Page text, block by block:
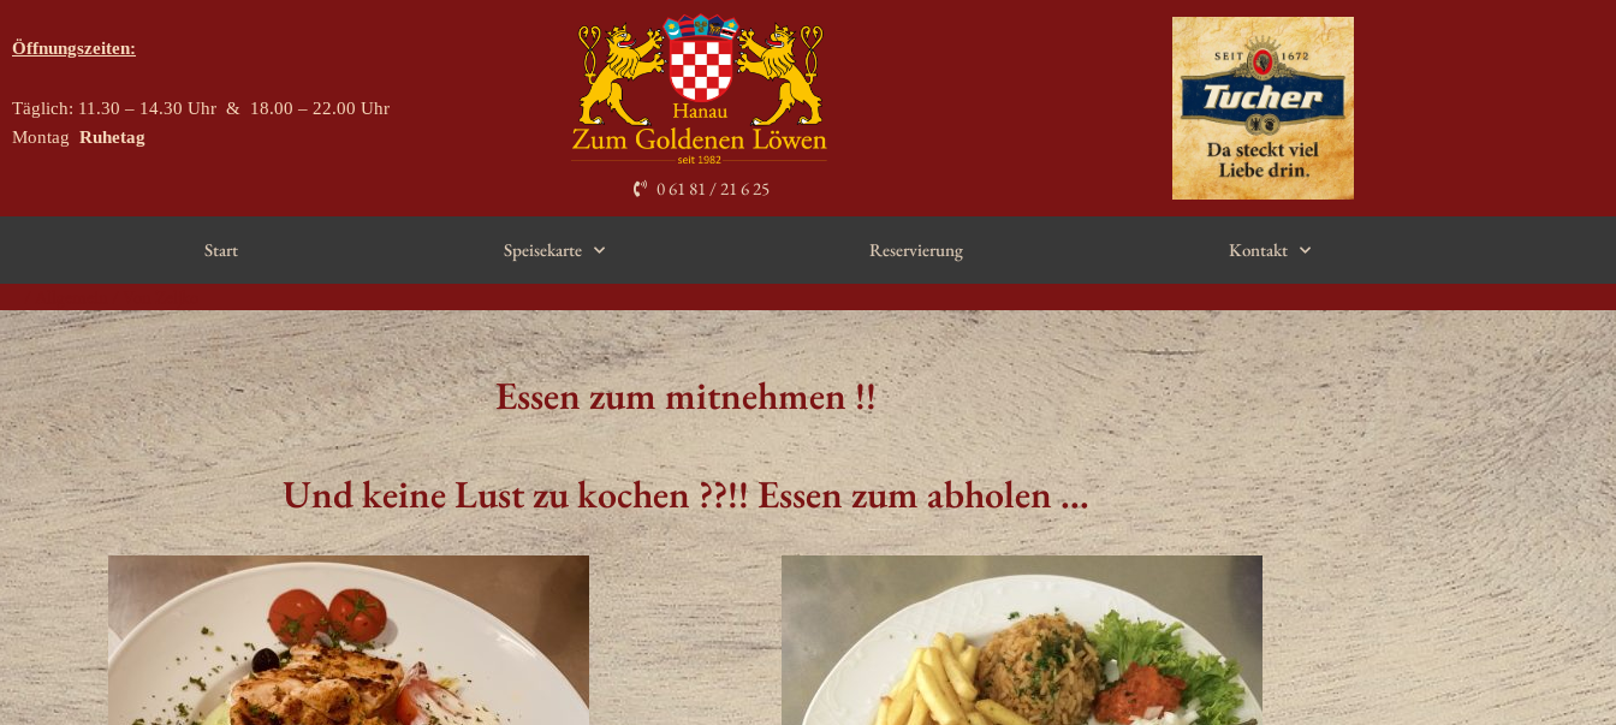
Inhalt
Öffnungszeiten:
Täglich: 11.30 – 14.30 Uhr & 18.00 – 22.00 Uhr
Montag Ruhetag
0 61 81 / 21 6 25
Start Speisekarte Reservierung Kontakt
Essen zum mitnehmen !!
Und keine Lust zu kochen ??!! Essen zum abholen ...
navigation